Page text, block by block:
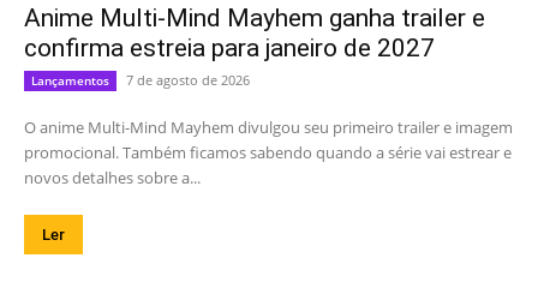
Anime Multi-Mind Mayhem ganha trailer e
confirma estreia para janeiro de 2027
Lançamentos 7 de agosto de 2026
O anime Multi-Mind Mayhem divulgou seu primeiro trailer e imagem
promocional. Também ficamos sabendo quando a série vai estrear e
novos detalhes sobre a...
Ler